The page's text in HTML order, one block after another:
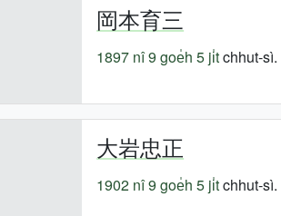
岡本育三
1897 nî9 goe̍h 5 ji̍tchhut-sì.
大岩忠正
1902 nî9 goe̍h 5 ji̍tchhut-sì.